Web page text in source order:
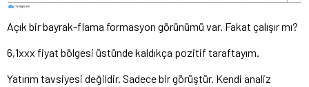
Açık bir bayrak-flama formasyon görünümü var. Fakat çalışır mı?
6,1xxx fiyat bölgesi üstünde kaldıkça pozitif taraftayım.
Yatırım tavsiyesi değildir. Sadece bir görüştür. Kendi analiz